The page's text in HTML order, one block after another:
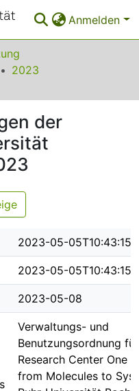
Anmelden
2023
der
2023-05-05T10:43:15Z
2023-05-05T10:43:15Z
2023-05-08
Verwaltungs- und
Benutzungsordnung
Research Center One
from Molecules to